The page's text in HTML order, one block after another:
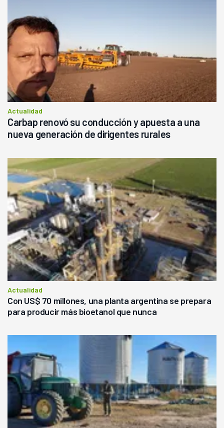
Actualidad
Carbap renovó su conducción y apuesta a una
nueva generación de dirigentes rurales
Actualidad
Con US$ 70 millones, una planta argentina se prepara
para producir más bioetanol que nunca